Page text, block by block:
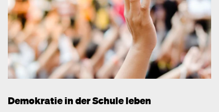
Demokratie in der Schule leben